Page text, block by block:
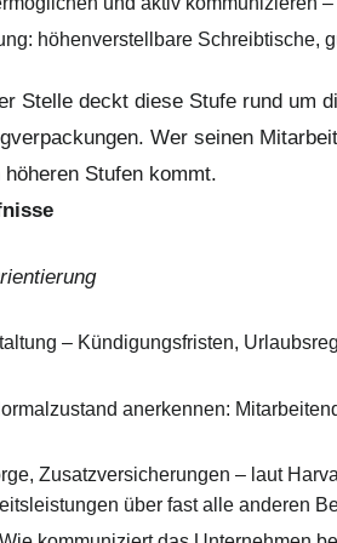
höhenverstellbare Schreibtische,
Stelle deckt diese Stufe rund um
Wer seinen
Stufen kommt.
– Kündigungsfristen,
anerkennen:
Zusatzversicherungen – laut
über fast alle anderen